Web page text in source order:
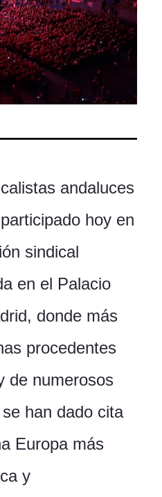
andaluces
hoy en
sindical
en el Palacio
donde más
procedentes
de numerosos
han dado cita
Europa más
y